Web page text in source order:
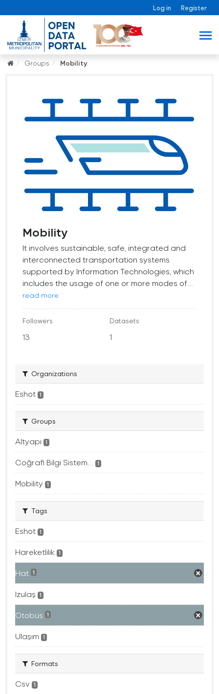
Log in Register
Groups Mobility
Mobility
It involves sustainable, safe, integrated and
interconnected transportation systems
supported by Information Technologies, which
includes the usage of one or more modes of...
read more
Followers
13
Datasets
1
Organizations
Eshot 1
Groups
Altyapı 1
Coğrafi Bilgi Sistem... 1
Mobility 1
Tags
Eshot 1
Hareketlilik 1
Hat 1
Izulaş 1
Otobüs 1
Ulaşım 1
Formats
Csv 1